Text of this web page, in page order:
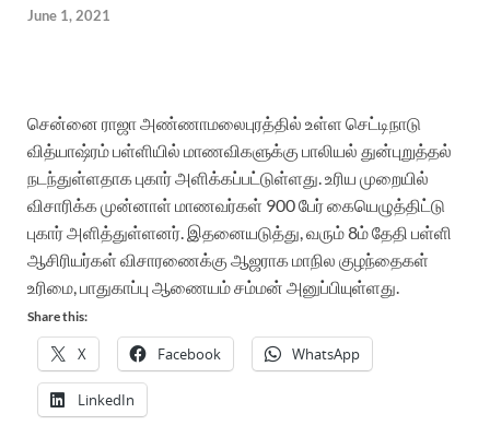
June 1, 2021
சென்னை ராஜா அண்ணாமலைபுரத்தில் உள்ள செட்டிநாடு
வித்யாஷ்ரம் பள்ளியில் மாணவிகளுக்கு பாலியல் துன்புறுத்தல்
நடந்துள்ளதாக புகார் அளிக்கப்பட்டுள்ளது. உரிய முறையில்
விசாரிக்க முன்னாள் மாணவர்கள் 900 பேர் கையெழுத்திட்டு
புகார் அளித்துள்ளனர். இதனையடுத்து, வரும் 8ம் தேதி பள்ளி
ஆசிரியர்கள் விசாரணைக்கு ஆஜராக மாநில குழந்தைகள்
உரிமை, பாதுகாப்பு ஆணையம் சம்மன் அனுப்பியுள்ளது.
Share this:
X Facebook WhatsApp
LinkedIn